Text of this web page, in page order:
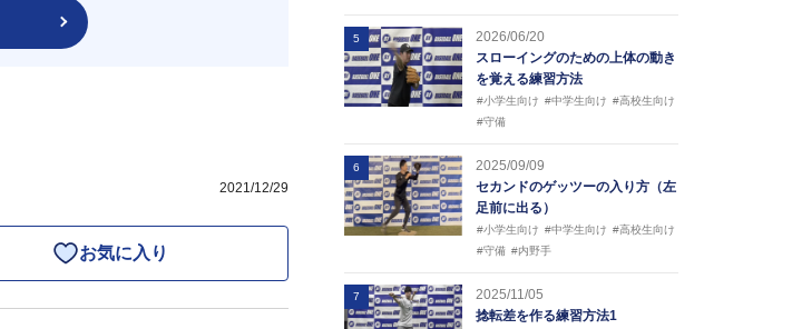
2021/12/29
お気に入り
5
2026/06/20
スローイングのための上体の動き
を覚える練習方法
#小学生向け #中学生向け #高校生向け
#守備
6
2025/09/09
セカンドのゲッツーの入り方（左
足前に出る）
#小学生向け #中学生向け #高校生向け
#守備 #内野手
7
2025/11/05
捻転差を作る練習方法1